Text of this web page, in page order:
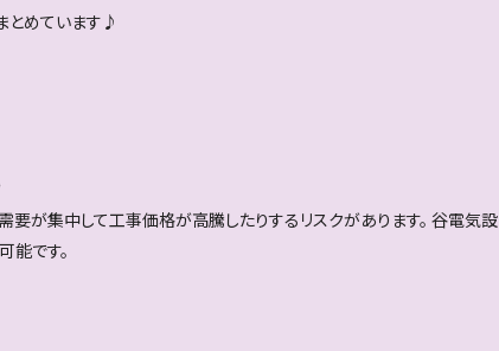
とめています♪
要が集中して工事価格が高騰したりするリスクがあります。 谷電気設
能です。